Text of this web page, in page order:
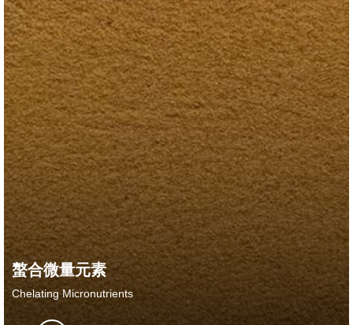
螯合微量元素
Chelating Micronutrients